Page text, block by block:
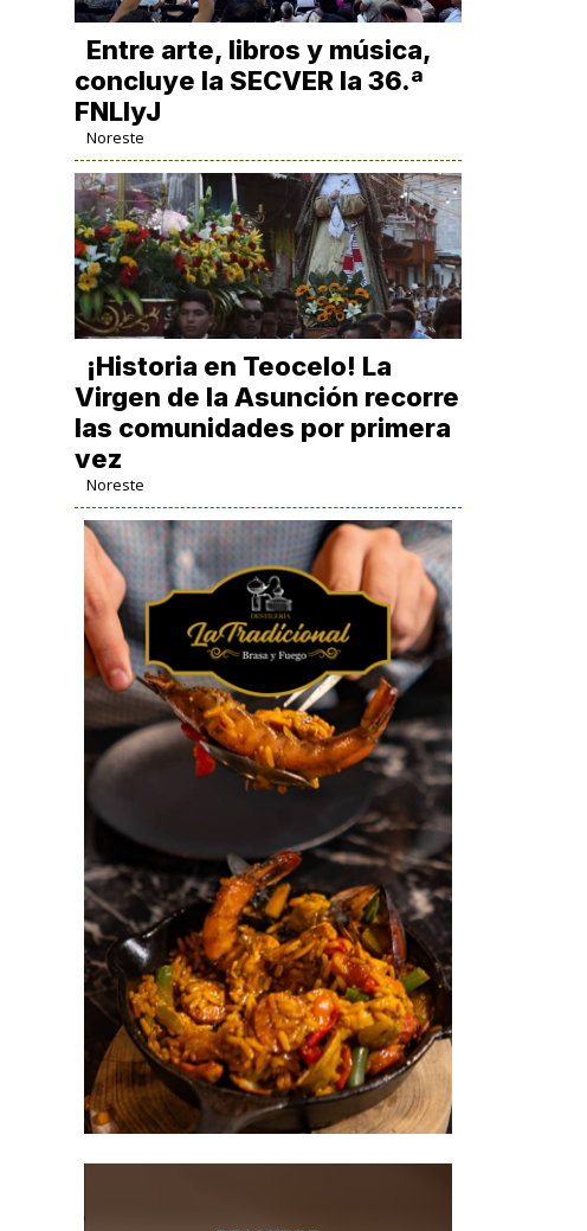
Entre arte, libros y música,
concluye la SECVER la 36.ª
FNLIyJ
Noreste
​¡Historia en Teocelo! La
Virgen de la Asunción recorre
las comunidades por primera
vez
Noreste